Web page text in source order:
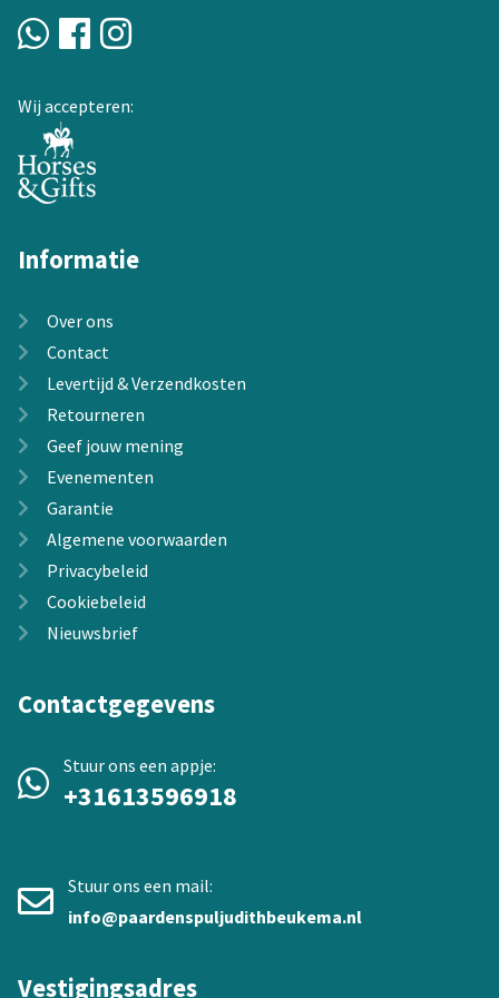
Wij accepteren:
Informatie
Over ons
Contact
Levertijd & Verzendkosten
Retourneren
Geef jouw mening
Evenementen
Garantie
Algemene voorwaarden
Privacybeleid
Cookiebeleid
Nieuwsbrief
Contactgegevens
Stuur ons een appje:
+31613596918
Stuur ons een mail:
info@paardenspuljudithbeukema.nl
Vestigingsadres